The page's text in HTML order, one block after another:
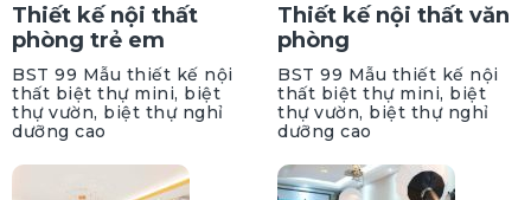
Thiết kế nội thất
phòng trẻ em
BST 99 Mẫu thiết kế nội
thất biệt thự mini, biệt
thự vườn, biệt thự nghỉ
dưỡng cao
Thiết kế nội thất văn
phòng
BST 99 Mẫu thiết kế nội
thất biệt thự mini, biệt
thự vườn, biệt thự nghỉ
dưỡng cao